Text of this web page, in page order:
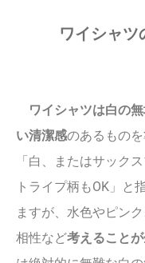
ワイシャツ
ワイシャツは白の
い清潔感のあるものを
「白、またはサック
トライプ柄もOK」と
ますが、水色やピン
相性など考えること